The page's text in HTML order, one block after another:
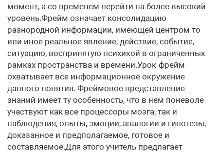
момент, а со временем перейти на более высокий
уровень.Фрейм означает консолидацию
разнородной информации, имеющей центром то
или иное реальное явление, действие, событие,
ситуацию, воспринятую психикой в ограниченных
рамках пространства и времени.Урок-фрейм
охватывает все информационное окружение
данного понятия. Фреймовое представление
знаний имеет ту особенность, что в нем поневоле
участвуют как все процессоры мозга, так и
наблюдения, опыты, эмоции, аналогии и гипотезы,
доказанное и предполагаемое, готовое и
составляемое.Для этого учитель предлагает